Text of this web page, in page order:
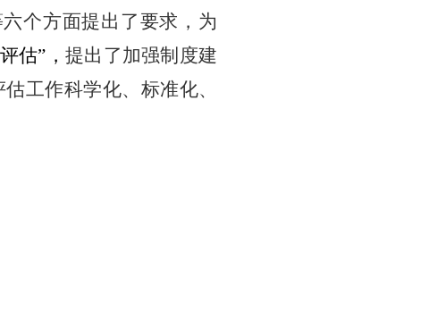
个方面提出了要求，为
估”， 提出了加强制度建
工作科学化、标准化、